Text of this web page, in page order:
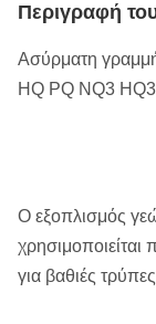
Περιγραφή
Ασύρματη
HQ PQ NQ3
Ο εξοπλισμός
για βαθιές